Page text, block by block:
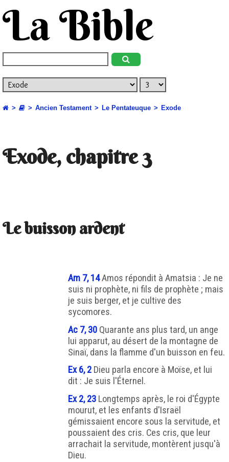
La Bible
Ancien Testament Le Pentateuque Exode
Exode, chapitre 3
Le buisson ardent
Am 7, 14Amos répondit à Amatsia : Je ne
suis ni prophète, ni fils de prophète ; mais
je suis berger, et je cultive des
sycomores.
Ac 7, 30 Quarante ans plus tard, un ange
lui apparut, au désert de la montagne de
Sinaï, dans la flamme d'un buisson en feu.
Ex 6, 2 Dieu parla encore à Moïse, et lui
dit : Je suis l'Éternel.
Ex 2, 23 Longtemps après, le roi d'Égypte
mourut, et les enfants d'Israël
gémissaient encore sous la servitude, et
poussaient des cris. Ces cris, que leur
arrachait la servitude, montèrent jusqu'à
Dieu.